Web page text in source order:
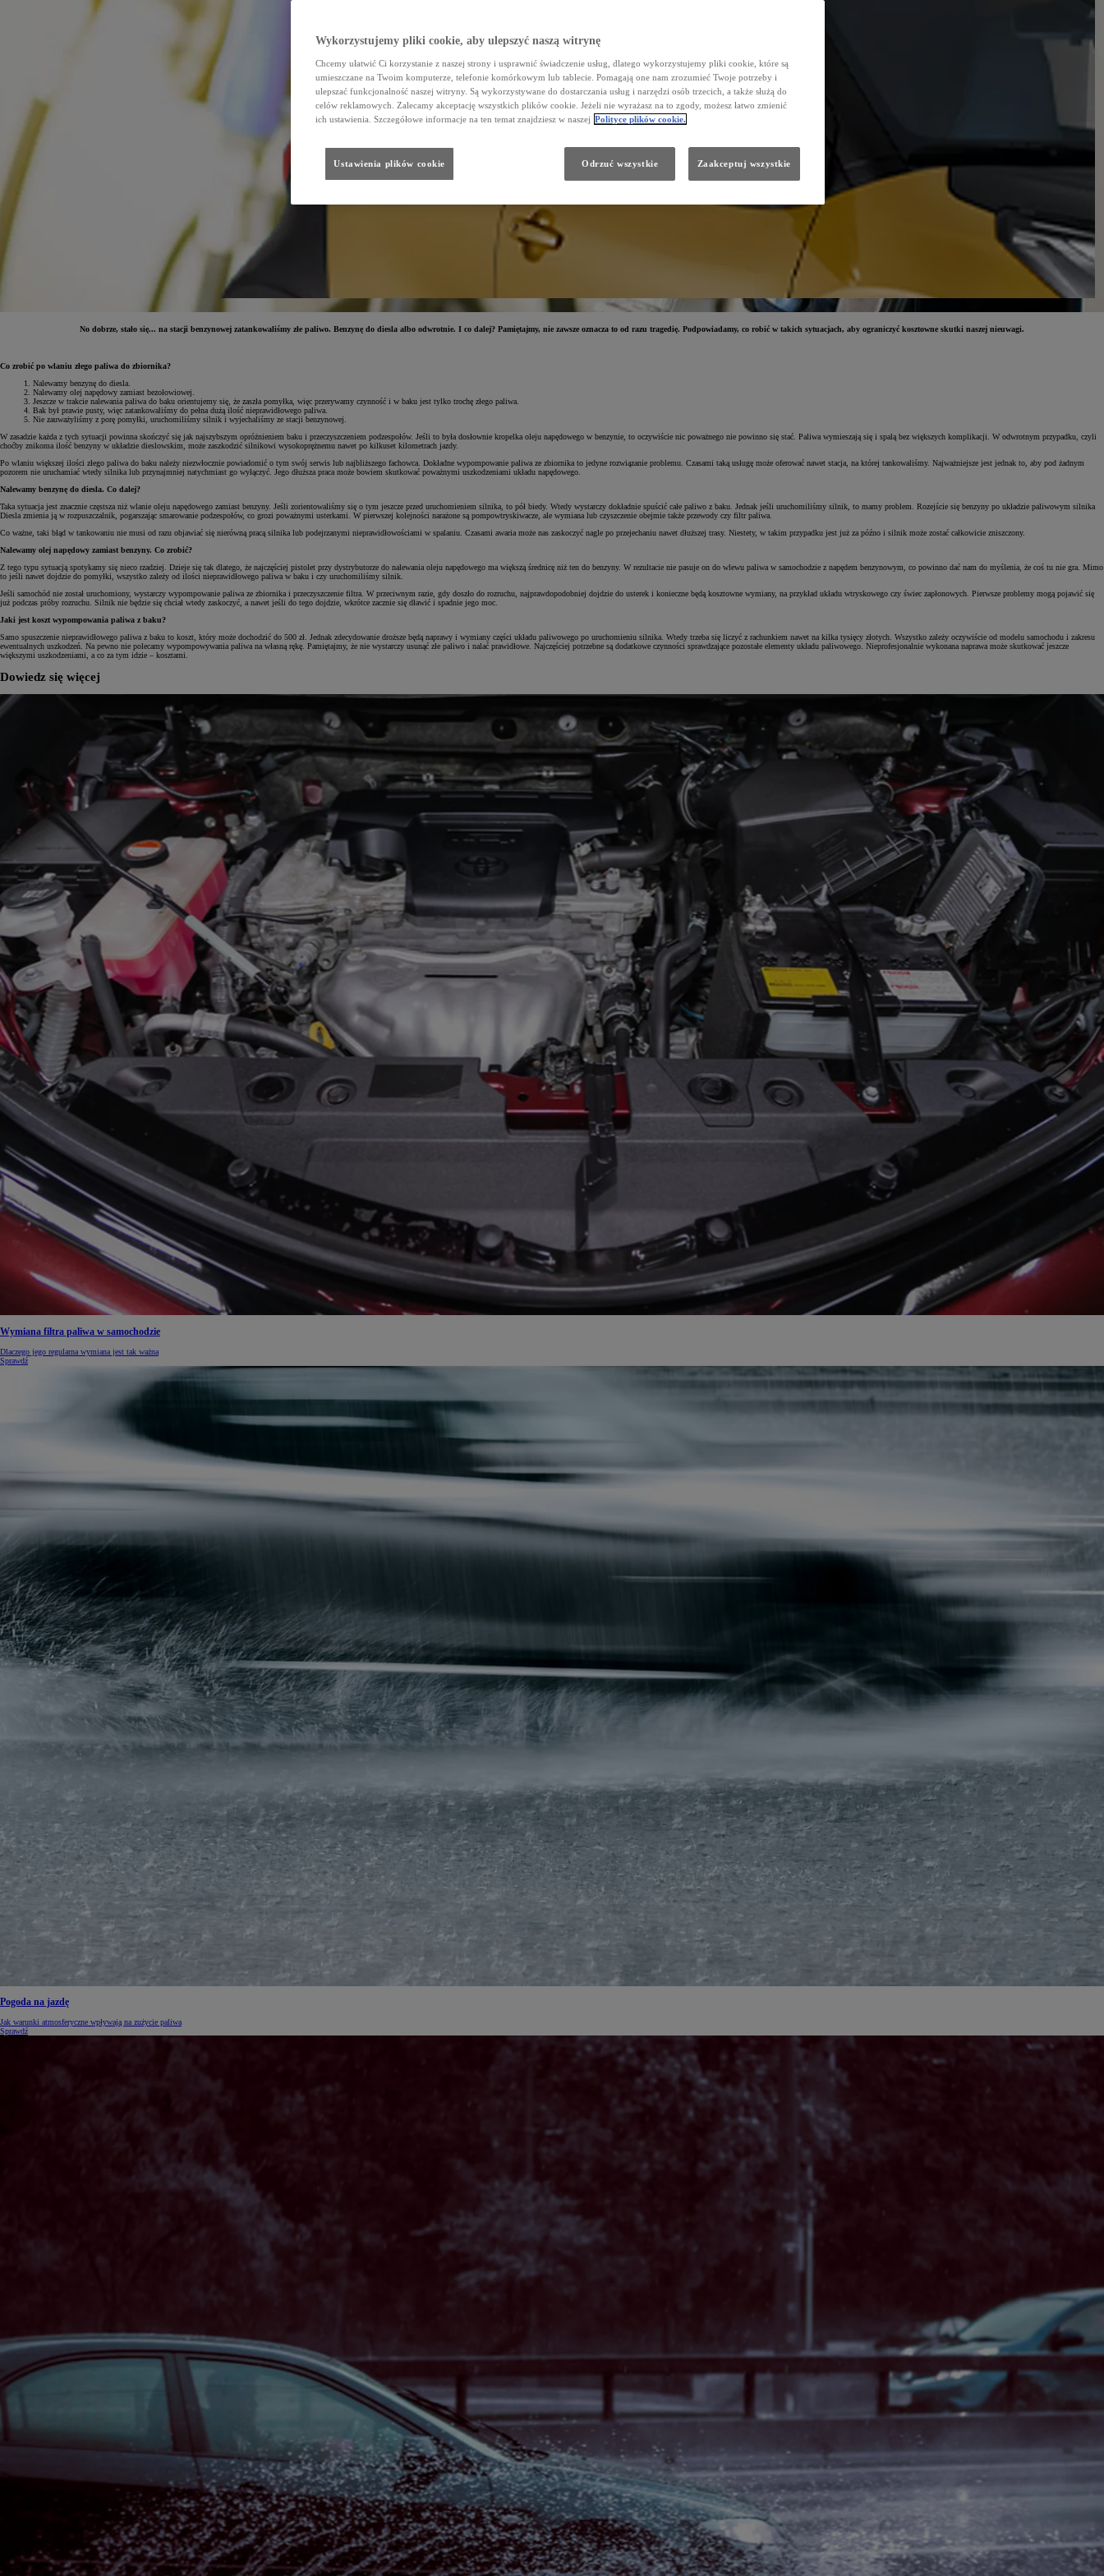
Od81 900 zł
Yaris Cross
HYBRID
No dobrze, stało się... na stacji benzynowej zatankowaliśmy złe paliwo. Benzynę do diesla albo odwrotnie. I co dalej? Pamiętajmy, nie zawsze oznacza to od razu tragedię. Podpowiadamy, co robić w takich sytuacjach, aby ograniczyć kosztowne skutki naszej nieuwagi.
Co zrobić po wlaniu złego paliwa do zbiornika?
Nalewamy benzynę do diesla.
Nalewamy olej napędowy zamiast bezołowiowej.
Jeszcze w trakcie nalewania paliwa do baku orientujemy się, że zaszła pomyłka, więc przerywamy czynność i w baku jest tylko trochę złego paliwa.
Bak był prawie pusty, więc zatankowaliśmy do pełna dużą ilość nieprawidłowego paliwa.
Nie zauważyliśmy z porę pomyłki, uruchomiliśmy silnik i wyjechaliśmy ze stacji benzynowej.
W zasadzie każda z tych sytuacji powinna skończyć się jak najszybszym opróżnieniem baku i przeczyszczeniem podzespołów. Jeśli to była dosłownie kropelka oleju napędowego w benzynie, to oczywiście nic poważnego nie powinno się stać. Paliwa wymieszają się i spalą bez większych komplikacji. W odwrotnym przypadku, czyli
choćby znikoma ilość benzyny w układzie dieslowskim, może zaszkodzić silnikowi wysokoprężnemu nawet po kilkuset kilometrach jazdy.
Po wlaniu większej ilości złego paliwa do baku należy niezwłocznie powiadomić o tym swój serwis lub najbliższego fachowca. Dokładne wypompowanie paliwa ze zbiornika to jedyne rozwiązanie problemu. Czasami taką usługę może oferować nawet stacja, na której tankowaliśmy. Najważniejsze jest jednak to, aby pod żadnym
pozorem nie uruchamiać wtedy silnika lub przynajmniej natychmiast go wyłączyć. Jego dłuższa praca może bowiem skutkować poważnymi uszkodzeniami układu napędowego.
Nalewamy benzynę do diesla. Co dalej?
Taka sytuacja jest znacznie częstsza niż wlanie oleju napędowego zamiast benzyny. Jeśli zorientowaliśmy się o tym jeszcze przed uruchomieniem silnika, to pół biedy. Wtedy wystarczy dokładnie spuścić całe paliwo z baku. Jednak jeśli uruchomiliśmy silnik, to mamy problem. Rozejście się benzyny po układzie paliwowym silnika
Diesla zmienia ją w rozpuszczalnik, pogarszając smarowanie podzespołów, co grozi poważnymi usterkami. W pierwszej kolejności narażone są pompowtryskiwacze, ale wymiana lub czyszczenie obejmie także przewody czy filtr paliwa.
Co ważne, taki błąd w tankowaniu nie musi od razu objawiać się nierówną pracą silnika lub podejrzanymi nieprawidłowościami w spalaniu. Czasami awaria może nas zaskoczyć nagle po przejechaniu nawet dłuższej trasy. Niestety, w takim przypadku jest już za późno i silnik może zostać całkowicie zniszczony.
Nalewamy olej napędowy zamiast benzyny. Co zrobić?
Z tego typu sytuacją spotykamy się nieco rzadziej. Dzieje się tak dlatego, że najczęściej pistolet przy dystrybutorze do nalewania oleju napędowego ma większą średnicę niż ten do benzyny. W rezultacie nie pasuje on do wlewu paliwa w samochodzie z napędem benzynowym, co powinno dać nam do myślenia, że coś tu nie gra. Mimo
to jeśli nawet dojdzie do pomyłki, wszystko zależy od ilości nieprawidłowego paliwa w baku i czy uruchomiliśmy silnik.
Jeśli samochód nie został uruchomiony, wystarczy wypompowanie paliwa ze zbiornika i przeczyszczenie filtra. W przeciwnym razie, gdy doszło do rozruchu, najprawdopodobniej dojdzie do usterek i konieczne będą kosztowne wymiany, na przykład układu wtryskowego czy świec zapłonowych. Pierwsze problemy mogą pojawić się
już podczas próby rozruchu. Silnik nie będzie się chciał wtedy zaskoczyć, a nawet jeśli do tego dojdzie, wkrótce zacznie się dławić i spadnie jego moc.
Jaki jest koszt wypompowania paliwa z baku?
Samo spuszczenie nieprawidłowego paliwa z baku to koszt, który może dochodzić do 500 zł. Jednak zdecydowanie droższe będą naprawy i wymiany części układu paliwowego po uruchomieniu silnika. Wtedy trzeba się liczyć z rachunkiem nawet na kilka tysięcy złotych. Wszystko zależy oczywiście od modelu samochodu i zakresu
ewentualnych uszkodzeń. Na pewno nie polecamy wypompowywania paliwa na własną rękę. Pamiętajmy, że nie wystarczy usunąć złe paliwo i nalać prawidłowe. Najczęściej potrzebne są dodatkowe czynności sprawdzające pozostałe elementy układu paliwowego. Nieprofesjonalnie wykonana naprawa może skutkować jeszcze
większymi uszkodzeniami, a co za tym idzie – kosztami.
Dowiedz się więcej
Wymiana filtra paliwa w samochodzie
Dlaczego jego regularna wymiana jest tak ważna
Sprawdź
Pogoda na jazdę
Jak warunki atmosferyczne wpływają na zużycie paliwa
Sprawdź
Wykorzystujemy pliki cookie, aby ulepszyć naszą witrynę
Chcemy ułatwić Ci korzystanie z naszej strony i usprawnić świadczenie usług, dlatego wykorzystujemy pliki cookie, które są
umieszczane na Twoim komputerze, telefonie komórkowym lub tablecie. Pomagają one nam zrozumieć Twoje potrzeby i
ulepszać funkcjonalność naszej witryny. Są wykorzystywane do dostarczania usług i narzędzi osób trzecich, a także służą do
celów reklamowych. Zalecamy akceptację wszystkich plików cookie. Jeżeli nie wyrażasz na to zgody, możesz łatwo zmienić
ich ustawienia. Szczegółowe informacje na ten temat znajdziesz w naszej Polityce plików cookie.
Odrzuć wszystkie Zaakceptuj wszystkie
Ustawienia plików cookie